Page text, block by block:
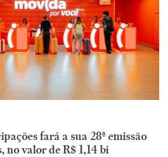
fará a sua 28ª emissão
no valor de R$ 1,14 bi